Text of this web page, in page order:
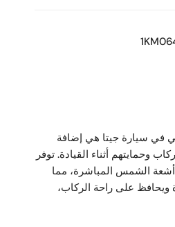
في سيارة جيتا هي إضافة
وحمايتهم أثناء القيادة. توفر
الشمس المباشرة، مما
ويحافظ على راحة الركاب،